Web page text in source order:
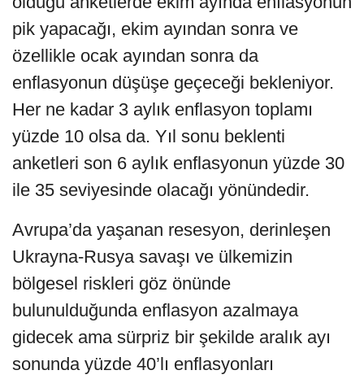
pik yapacağı, ekim ayından sonra ve
özellikle ocak ayından sonra da
enflasyonun düşüşe geçeceği bekleniyor.
Her ne kadar 3 aylık enflasyon toplamı
yüzde 10 olsa da. Yıl sonu beklenti
anketleri son 6 aylık enflasyonun yüzde 30
ile 35 seviyesinde olacağı yönündedir.
Avrupa’da yaşanan resesyon, derinleşen
Ukrayna-Rusya savaşı ve ülkemizin
bölgesel riskleri göz önünde
bulunulduğunda enflasyon azalmaya
gidecek ama sürpriz bir şekilde aralık ayı
sonunda yüzde 40’lı enflasyonları